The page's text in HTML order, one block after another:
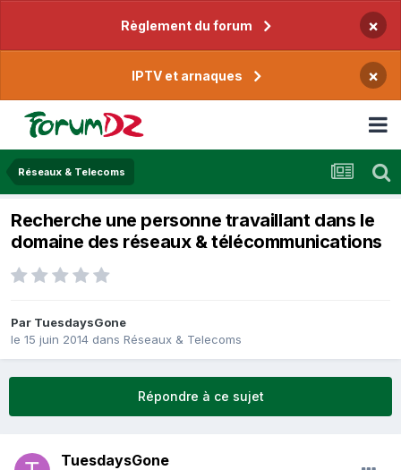
Règlement du forum ×
IPTV et arnaques ×
Réseaux & Telecoms
Recherche une personne travaillant dans le
domaine des réseaux & télécommunications
Par TuesdaysGone
le 15 juin 2014 dans Réseaux & Telecoms
Répondre à ce sujet
TuesdaysGone